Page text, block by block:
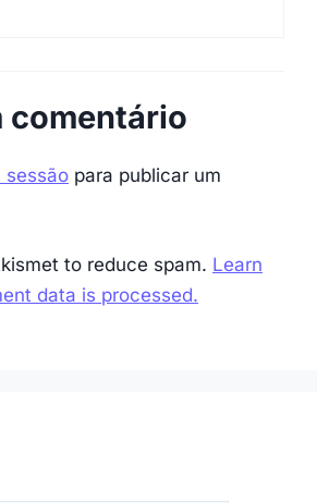
comentário
sessão para publicar um
to reduce spam. Learn
data is processed.